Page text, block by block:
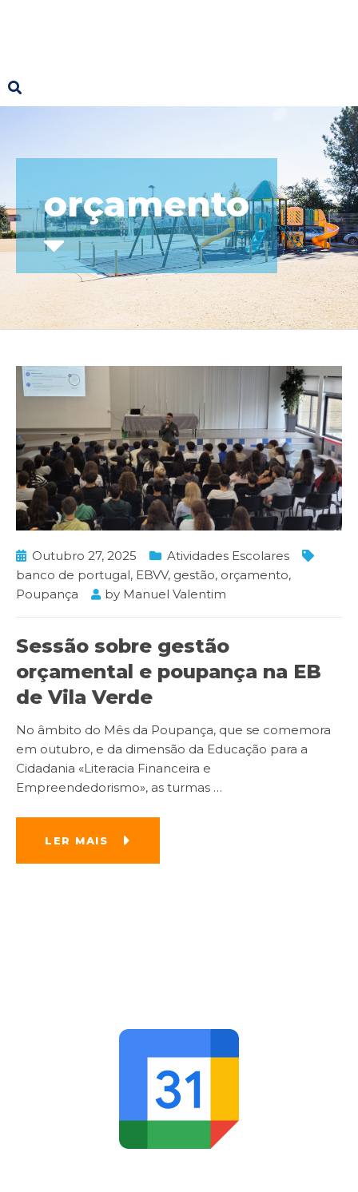
orçamento
Outubro 27, 2025
Atividades Escolares
banco de portugal, EBVV, gestão, orçamento,
Poupança
by Manuel Valentim
Sessão sobre gestão
orçamental e poupança na EB
de Vila Verde
No âmbito do Mês da Poupança, que se comemora
em outubro, e da dimensão da Educação para a
Cidadania «Literacia Financeira e
Empreendedorismo», as turmas …
LER MAIS